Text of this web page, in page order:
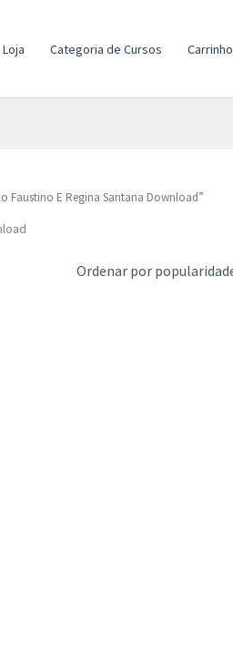
Loja Categoria de Cursos Carrinho
Faustino E Regina Santana Download”